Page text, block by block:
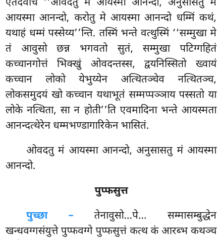
एतदवोच ‘‘ओवदतु मं आयस्मा आनन्दो, अनुसासतु मं
आयस्मा आनन्दो, करोतु मे आयस्मा आनन्दो धम्मिं कथं,
यथाहं धम्मं पस्सेय्य’’न्ति. तस्मिं भन्ते वत्थुस्मिं ‘‘सम्मुखा मे
तं आवुसो छन्न भगवतो सुतं, सम्मुखा पटिग्गहितं
कच्चानगोत्तं भिक्खुं ओवदन्तस्स, द्वयनिस्सितो ख्वायं
कच्चान लोको येभुय्येन अत्थितञ्चेव नत्थितञ्च,
लोकसमुदयं खो कच्चान यथाभूतं सम्मप्पञ्ञाय पस्सतो या
लोके नत्थिता, सा न होती’’ति एवमादिना भन्ते आयस्मता
आनन्दत्थेरेन धम्मभण्डागारिकेन भासितं.
ओवदतुमं आयस्मा आनन्दो, अनुसासतु मं आयस्मा
आनन्दो.
पुप्फसुत्त
पुच्छा –तेनावुसो…पे… सम्मासम्बुद्धेन
खन्धवग्गसंयुत्ते पुप्फवग्गे पुप्फसुत्तं कत्थ कं आरब्भ कथञ्च